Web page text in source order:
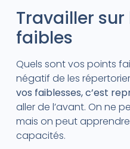
Travailler
faibles
Quels sont vos points
négatif de les
vos faiblesses, c’est
aller de l’avant. On ne
mais on peut
capacités.